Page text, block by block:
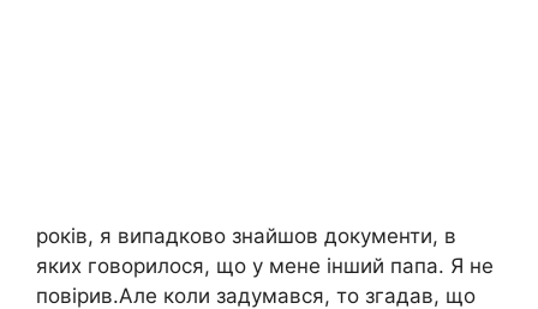
років, я випадково знайшов документи, в
яких говорилося, що у мене інший папа. Я не
повірив.Але коли задумався, то згадав, що